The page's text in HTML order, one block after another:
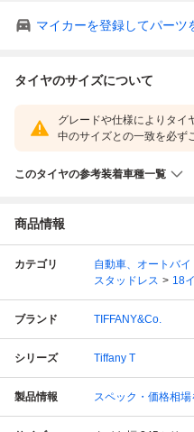
マイカーを登録してパーツ
タイヤのサイズについて
グレードや仕様によりタイ
中のサイズとの一致を必ず
このタイヤの参考装着車種一覧
商品情報
カテゴリ 自動車、オートバイ
スタッドレス
18
ブランド TIFFANY&Co.
シリーズ Tiffany T
製品情報 スペック・価格相場